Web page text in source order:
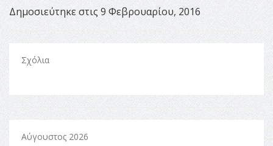
Δημοσιεύτηκε στις 9 Φεβρουαρίου, 2016
Σχόλια
Αύγουστος 2026